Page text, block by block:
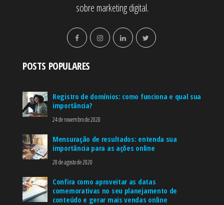
sobre marketing digital.
POSTS POPULARES
Registro de domínios: como funciona e qual sua
importância?
24 de novembro de 2020
Mensuração de resultados: entenda sua
importância para as ações online
28 de agosto de 2020
Confira como aproveitar as datas
comemorativas no seu planejamento de
conteúdo e gerar mais vendas online